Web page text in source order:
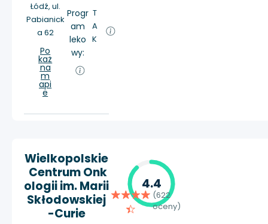
Łódź, ul.
Pabianick
a 62
Po
każ
na
m
api
e
Progr
am
leko
wy:
T
A
K
Wielkopolskie
Centrum Onk
ologii im. Marii
Skłodowskiej
-Curie
4.4
(622
oceny)